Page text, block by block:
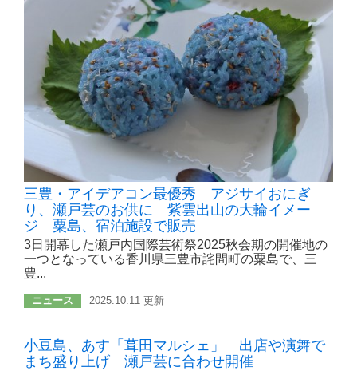
三豊・アイデアコン最優秀 アジサイおにぎ
り、瀬戸芸のお供に 紫雲出山の大輪イメー
ジ 粟島、宿泊施設で販売
3日開幕した瀬戸内国際芸術祭2025秋会期の開催地の
一つとなっている香川県三豊市詫間町の粟島で、三
豊...
ニュース 2025.10.11 更新
小豆島、あす「葺田マルシェ」 出店や演舞で
まち盛り上げ 瀬戸芸に合わせ開催